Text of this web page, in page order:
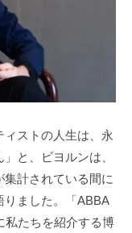
ィストの人生は、永
と、ビヨルンは、
計されている間に
りました。「ABBA
私たちを紹介する博